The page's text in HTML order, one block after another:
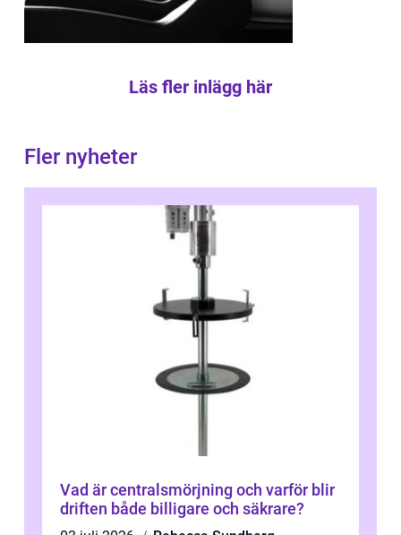
Läs fler inlägg här
Fler nyheter
Vad är centralsmörjning och varför blir
driften både billigare och säkrare?